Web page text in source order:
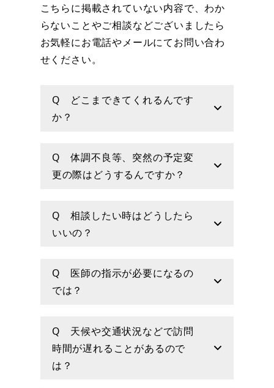
こちらに掲載されていない内容で、わか
らないことやご相談などございましたら
お気軽にお電話やメールにてお問い合わ
せください。
Q どこまできてくれるんです
か？
Q 体調不良等、突然の予定変
更の際はどうするんですか？
Q 相談したい時はどうしたら
いいの？
Q 医師の指示が必要になるの
では？
Q 天候や交通状況などで訪問
時間が遅れることがあるので
は？